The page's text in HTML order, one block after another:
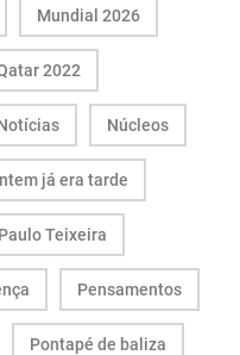
Mundial 2026
2022
Núcleos
já era tarde
Paulo Teixeira
Pensamentos
Pontapé de baliza